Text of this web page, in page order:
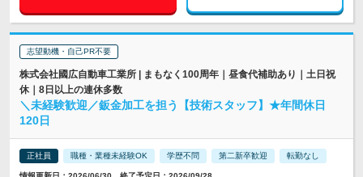
志望動機・自己PR不要
株式会社國広自動車工業所 | まもなく100周年｜昼食代補助あり｜土日祝
休｜8日以上の連休多数
＼未経験歓迎／鈑金加工を担う【技術スタッフ】★年間休日
120日
正社員 職種・業種未経験OK 学歴不問 第二新卒歓迎 転勤なし